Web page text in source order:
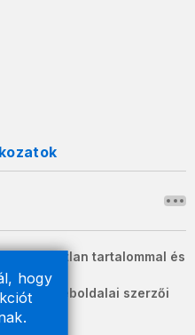
hogy
változatlan tartalommal és
weboldalai szerzői